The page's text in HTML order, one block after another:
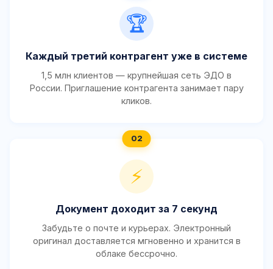
🏆
Каждый третий контрагент уже в системе
1,5 млн клиентов — крупнейшая сеть ЭДО в
России. Приглашение контрагента занимает пару
кликов.
⚡
Документ доходит за 7 секунд
Забудьте о почте и курьерах. Электронный
оригинал доставляется мгновенно и хранится в
облаке бессрочно.